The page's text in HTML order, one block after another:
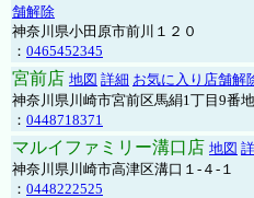
舗解除
神奈川県小田原市前川１２０
： 0465452345
宮前店 地図 詳細 お気に入り店舗解
神奈川県川崎市宮前区馬絹1丁目9番
： 0448718371
マルイファミリー溝口店 地図
神奈川県川崎市高津区溝口１-４-１
： 0448222525